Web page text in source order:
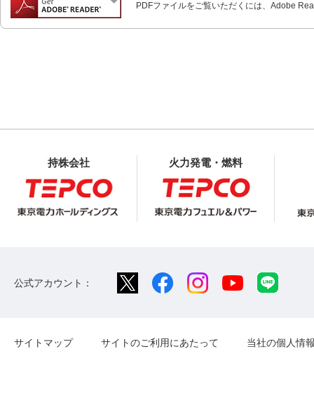
PDFファイルをご覧いただくには、Adobe
持株会社 火力発電・燃料
公式アカウント：
サイトマップ サイトのご利用にあたって 当社の個人情